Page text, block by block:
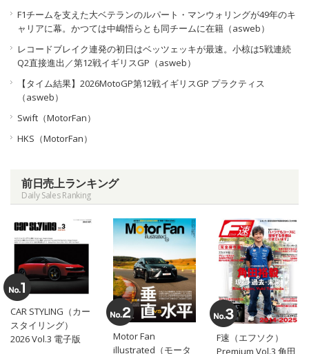
F1チームを支えた大ベテランのルパート・マンウォリングが49年のキ
ャリアに幕。かつては中嶋悟らとも同チームに在籍（asweb）
レコードブレイク連発の初日はベッツェッキが最速。小椋は5戦連続
Q2直接進出／第12戦イギリスGP（asweb）
【タイム結果】2026MotoGP第12戦イギリスGP プラクティス
（asweb）
Swift（MotorFan）
HKS（MotorFan）
前日売上ランキング
Daily Sales Ranking
CAR STYLING（カー
スタイリング）
2026 Vol.3 電子版
Motor Fan
illustrated（モータ
F速（エフソク）
Premium Vol.3 角田